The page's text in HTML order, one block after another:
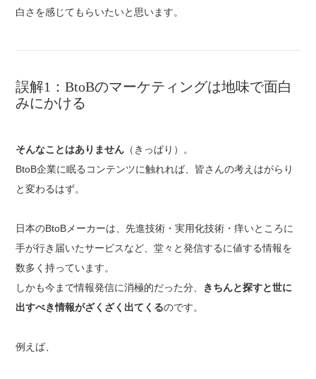
白さを感じてもらいたいと思います。
誤解1：BtoBのマーケティングは地味で面白
みにかける
そんなことはありません （きっぱり）。
BtoB企業に眠るコンテンツに触れれば、皆さんの考えはがらり
と変わるはず。
日本のBtoBメーカーは、先進技術・実用化技術・痒いところに
手が行き届いたサービスなど、堂々と発信するに値する情報を
数多く持っています。
しかも今まで情報発信に消極的だった分、
きちんと探すと世に
出すべき情報がざくざく出てくるのです。
例えば、